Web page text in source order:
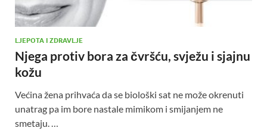
LJEPOTA I ZDRAVLJE
Njega protiv bora za čvršću, svježu i sjajnu
kožu
Većina žena prihvaća da se biološki sat ne može okrenuti
unatrag pa im bore nastale mimikom i smijanjem ne
smetaju. …